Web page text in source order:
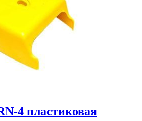
4 пластиковая